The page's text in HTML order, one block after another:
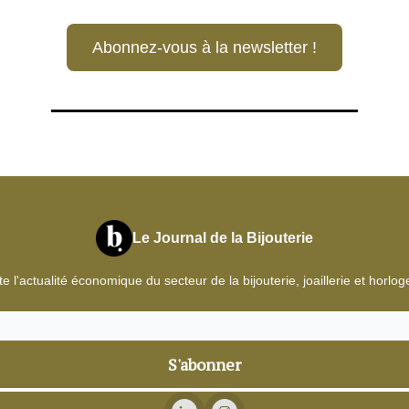
Abonnez-vous à la newsletter !
Le Journal de la Bijouterie
l'actualité économique du secteur de la bijouterie, joaillerie et